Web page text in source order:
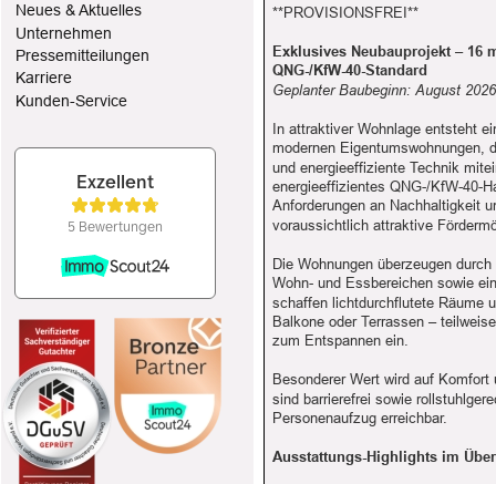
Neues & Aktuelles
Unternehmen
Pressemitteilungen
Karriere
Kunden-Service
**PROVISIONSFREI**
Exklusives Neubauprojekt – 16
QNG-/KfW-40-Standard
Geplanter Baubeginn: August
In attraktiver Wohnlage entsteht
modernen
und energieeffiziente Technik
energieeffizientes QNG-/KfW-40-
Anforderungen an Nachhaltigkeit
voraussichtlich attraktive
Die Wohnungen überzeugen
Wohn- und Essbereichen sowie
schaffen lichtdurchflutete Räume
Balkone oder Terrassen –
zum Entspannen ein.
Besonderer Wert wird auf
sind barrierefrei sowie
Personenaufzug erreichbar.
Ausstattungs-Highlights im